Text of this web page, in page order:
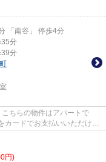
「南谷」 停歩4分
35分
39分
ちらの物件はアパートで
カードでお支払いいただける
円)